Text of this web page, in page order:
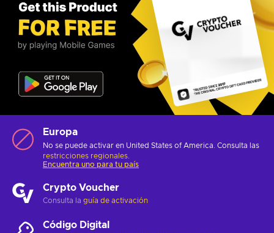
Europa
No se puede activar en United States of America. Consulta las
restricciones regionales
Encuentra uno para tu país
Crypto Voucher
Consulta la guía de activación
Código Digital